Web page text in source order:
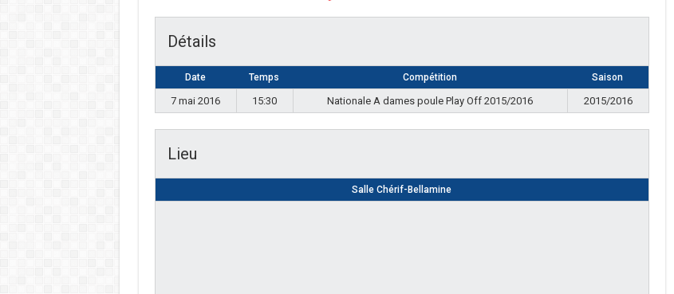
Détails
Date Temps Compétition Saison
7 mai 2016 15:30 Nationale A dames poule Play Off 2015/2016 2015/2016
Lieu
Salle Chérif-Bellamine